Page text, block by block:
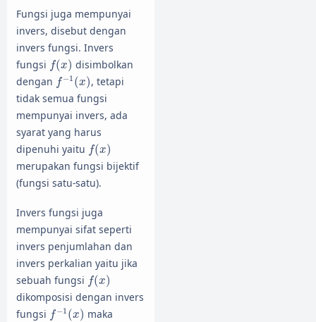
Fungsi juga mempunyai
invers, disebut dengan
invers fungsi. Invers
fungsi f(x)
f(x)
disimbolkan
dengan f −1 (x)
f−1 ( ) , tetapi
tidak semua fungsi
mempunyai invers, ada
syarat yang harus
dipenuhi yaitu f(x)
f(x)
merupakan fungsi bijektif
(fungsi satu-satu).
Invers fungsi juga
mempunyai sifat seperti
invers penjumlahan dan
invers perkalian yaitu jika
sebuah fungsi f(x)
f(x)
dikomposisi dengan invers
fungsi f −1 (x)
f− 1 ( ) maka